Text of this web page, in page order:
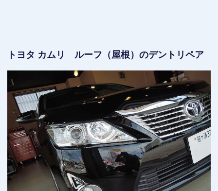
トヨタ カムリ ルーフ（屋根）のデントリペア